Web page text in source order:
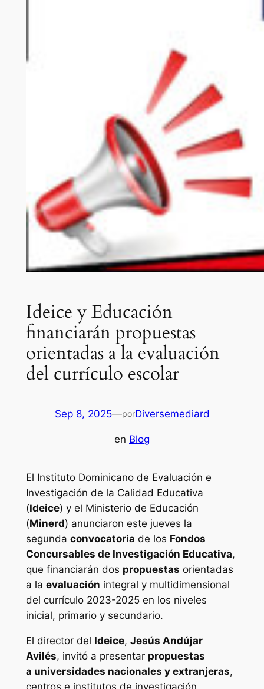
Ideice y Educación
financiarán propuestas
orientadas a la evaluación
del currículo escolar
Sep 8, 2025—porDiversemediard
en Blog
El Instituto Dominicano de Evaluación e
Investigación de la Calidad Educativa
(Ideice) y el Ministerio de Educación
(Minerd) anunciaron este jueves la
segunda convocatoria de los Fondos
Concursables de Investigación Educativa,
que financiarán dos propuestas orientadas
a la evaluación integral y multidimensional
del currículo 2023-2025 en los niveles
inicial, primario y secundario.
El director del Ideice, Jesús Andújar
Avilés, invitó a presentar propuestas
a universidades nacionales y extranjeras,